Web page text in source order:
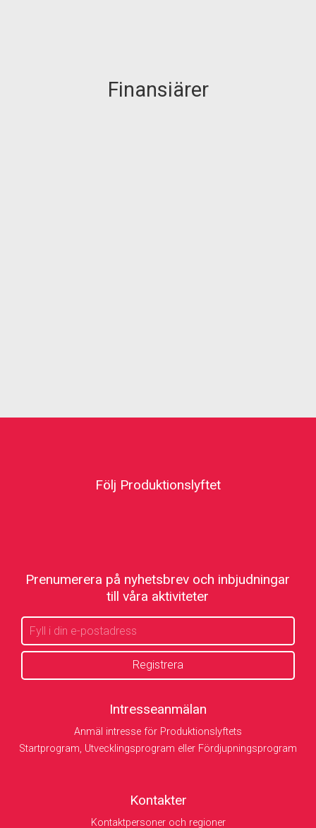
Finansiärer
Följ Produktionslyftet
Prenumerera på nyhetsbrev och inbjudningar
till våra aktiviteter
Intresseanmälan
Anmäl intresse för Produktionslyftets
Startprogram, Utvecklingsprogram eller Fördjupningsprogram
Kontakter
Kontaktpersoner och regioner